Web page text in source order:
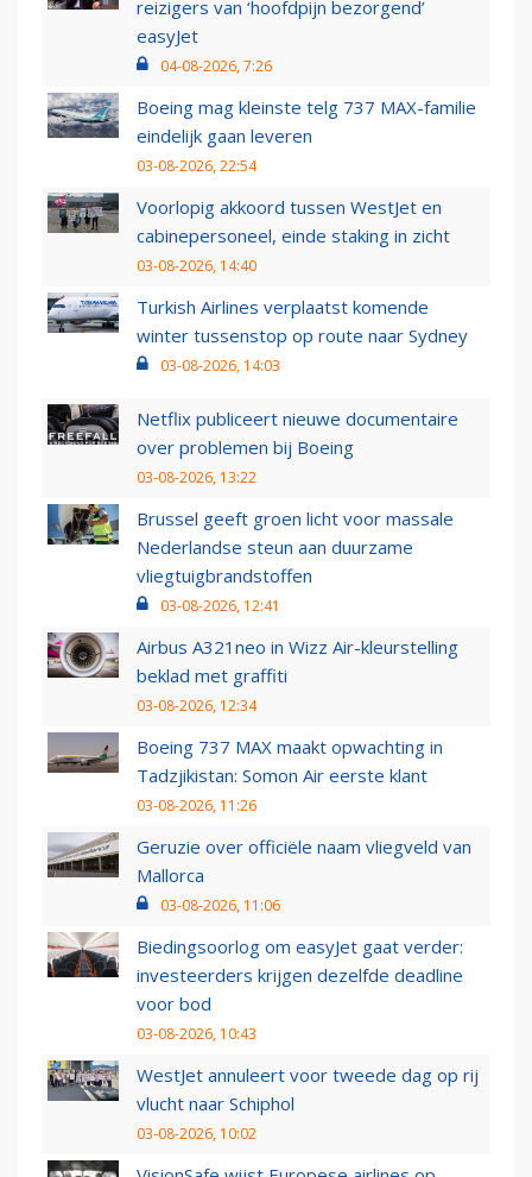
reizigers van ‘hoofdpijn bezorgend’
easyJet
04-08-2026, 7:26
Boeing mag kleinste telg 737 MAX-familie
eindelijk gaan leveren
03-08-2026, 22:54
Voorlopig akkoord tussen WestJet en
cabinepersoneel, einde staking in zicht
03-08-2026, 14:40
Turkish Airlines verplaatst komende
winter tussenstop op route naar Sydney
03-08-2026, 14:03
Netflix publiceert nieuwe documentaire
over problemen bij Boeing
03-08-2026, 13:22
Brussel geeft groen licht voor massale
Nederlandse steun aan duurzame
vliegtuigbrandstoffen
03-08-2026, 12:41
Airbus A321neo in Wizz Air-kleurstelling
beklad met graffiti
03-08-2026, 12:34
Boeing 737 MAX maakt opwachting in
Tadzjikistan: Somon Air eerste klant
03-08-2026, 11:26
Geruzie over officiële naam vliegveld van
Mallorca
03-08-2026, 11:06
Biedingsoorlog om easyJet gaat verder:
investeerders krijgen dezelfde deadline
voor bod
03-08-2026, 10:43
WestJet annuleert voor tweede dag op rij
vlucht naar Schiphol
03-08-2026, 10:02